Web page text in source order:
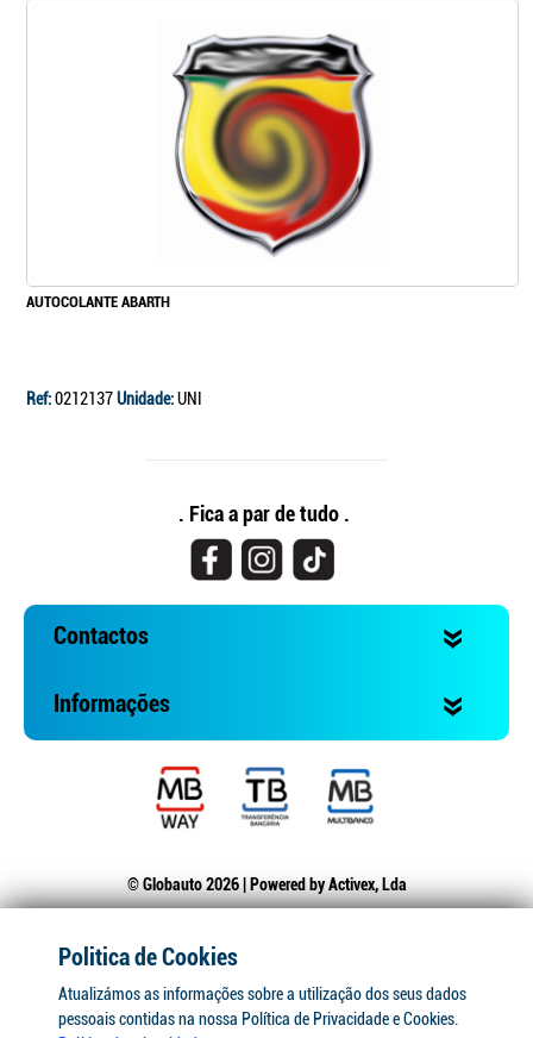
AUTOCOLANTE ABARTH
Ref:0212137Unidade:UNI
. Fica a par de tudo .
Contactos
Informações
© Globauto 2026 | Powered byActivex, Lda
Politica de Cookies
Atualizámos as informações sobre a utilização dos seus dados
pessoais contidas na nossa Política de Privacidade e Cookies.